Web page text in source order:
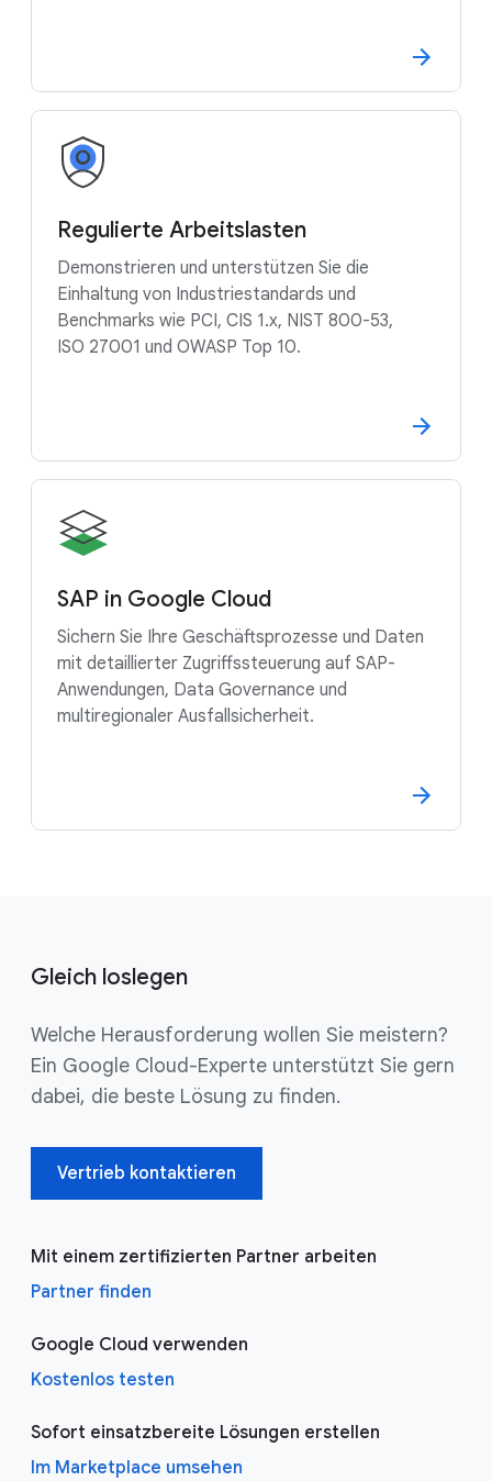
Regulierte Arbeitslasten
Demonstrieren und unterstützen Sie die
Einhaltung von Industriestandards und
Benchmarks wie PCI, CIS 1.x, NIST 800-53,
ISO 27001 und OWASP Top 10.
SAP in Google Cloud
Sichern Sie Ihre Geschäftsprozesse und Daten
mit detaillierter Zugriffssteuerung auf SAP-
Anwendungen, Data Governance und
multiregionaler Ausfallsicherheit.
Gleich loslegen
Welche Herausforderung wollen Sie meistern?
Ein Google Cloud-Experte unterstützt Sie gern
dabei, die beste Lösung zu finden.
Vertrieb kontaktieren
Mit einem zertifizierten Partner arbeiten
Partner finden
Google Cloud verwenden
Kostenlos testen
Sofort einsatzbereite Lösungen erstellen
Im Marketplace umsehen